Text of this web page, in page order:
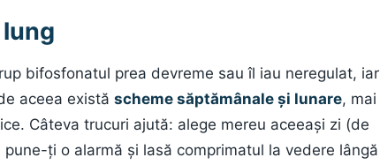
bifosfonatul prea devreme sau îl iau neregulat, iar
aceea există scheme săptămânale și lunare, mai
Câteva trucuri ajută: alege mereu aceeași zi (de
ți o alarmă și lasă comprimatul la vedere lângă